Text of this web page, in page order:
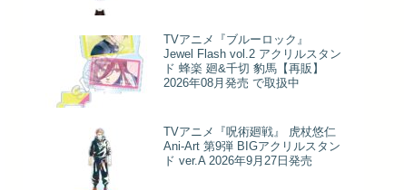
TVアニメ『ブルーロック』
Jewel Flash vol.2 アクリルスタン
ド 蜂楽 廻&千切 豹馬【再販】
2026年08月発売 で取扱中
TVアニメ『呪術廻戦』 虎杖悠仁
Ani-Art 第9弾 BIGアクリルスタン
ド ver.A 2026年9月27日発売